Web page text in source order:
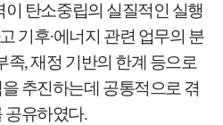
이 탄소중립의 실질적인 실행
기후·에너지 관련 업무의 분
족,재정 기반의 한계 등으로
추진하는데 공통적으로 겪
공유하였다.